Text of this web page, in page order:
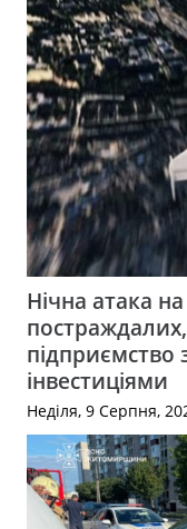
Нічна атака
підприємство
інвестиціями
Неділя, 9 Серпня,